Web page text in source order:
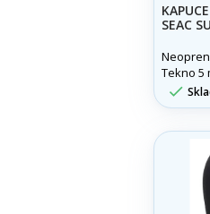
SEAC
Tekno 5
komfort
